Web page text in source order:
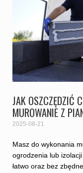
JAK OSZCZĘDZIĆ
MUROWANIE Z
2025-08-21
Masz do wykonania
ogrodzenia lub
łatwo oraz bez